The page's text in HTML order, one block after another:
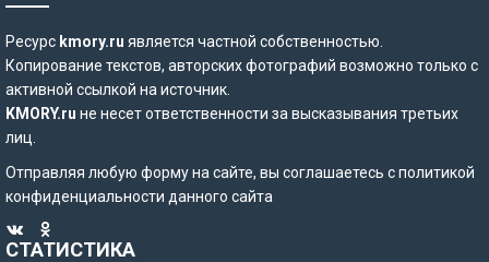
Ресурс kmory.ru является частной собственностью.
Копирование текстов, авторских фотографий возможно только с
активной ссылкой на источник.
KMORY.ru не несет ответственности за высказывания третьих
лиц.
Отправляя любую форму на сайте, вы соглашаетесь сполитикой
конфиденциальности данного сайта
СТАТИСТИКА